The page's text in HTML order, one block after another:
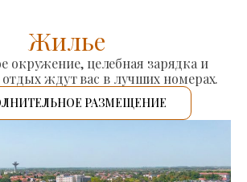
Жилье
окружение, целебная зарядка и
ждут вас в лучших номерах.
РАЗМЕЩЕНИЕ